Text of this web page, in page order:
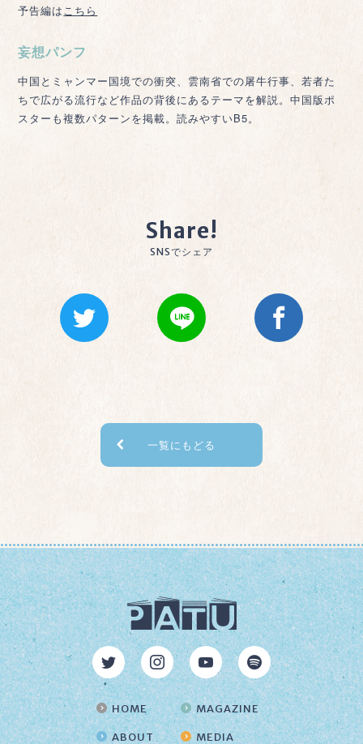
予告編はこちら
妄想パンフ
中国とミャンマー国境での衝突、雲南省での屠牛行事、若者た
ちで広がる流行など作品の背後にあるテーマを解説。中国版ポ
スターも複数パターンを掲載。読みやすいB5。
Share!
SNSでシェア
一覧にもどる
HOME
ABOUT
MAGAZINE
MEDIA